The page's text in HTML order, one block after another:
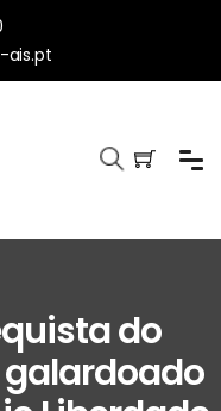
ais.pt
do
galardoado